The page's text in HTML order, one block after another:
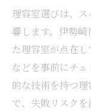
地元理容
理容室
イル
理容室
可能性
理容室選びは、
響します。伊勢
た理容室が点在
などを事前にチ
的な技術を持つ
で、失敗リスクを